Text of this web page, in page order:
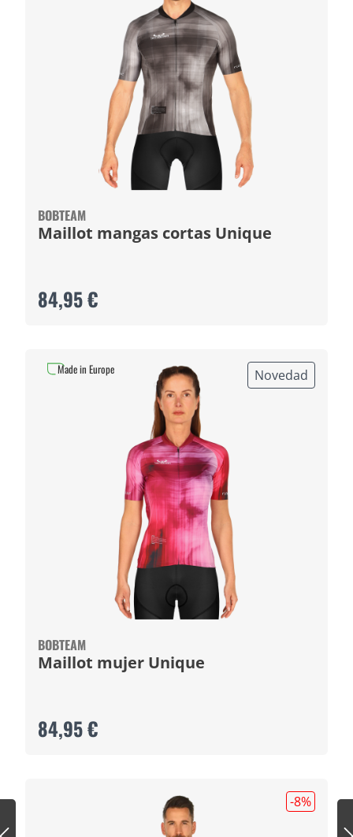
BOBTEAM
Maillot mangas cortas Unique
84,95 €
Novedad
BOBTEAM
Maillot mujer Unique
84,95 €
Made in Europe
-8%